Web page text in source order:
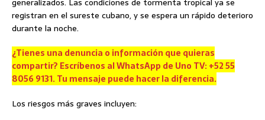
registran en el sureste cubano, y se espera un rápido deterioro
durante la noche.
¿Tienes una denuncia o información que quieras
compartir? Escríbenos al WhatsApp de Uno TV: +52 55
8056 9131. Tu mensaje puede hacer la diferencia.
Los riesgos más graves incluyen: